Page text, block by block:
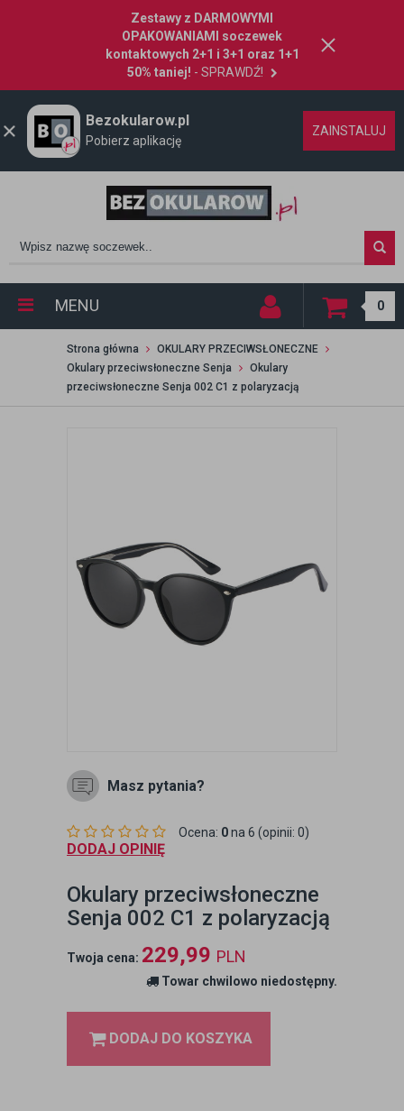
Zestawy z DARMOWYMI
OPAKOWANIAMI soczewek
kontaktowych 2+1 i 3+1 oraz 1+1
50% taniej! - SPRAWDŹ!
Bezokularow.pl
Pobierz aplikację
ZAINSTALUJ
MENU 0
Strona główna
OKULARY PRZECIWSŁONECZNE
Okulary przeciwsłoneczne Senja
Okulary
przeciwsłoneczne Senja 002 C1 z polaryzacją
Masz pytania?
Ocena: 0na 6 (opinii: 0)
DODAJ OPINIĘ
Okulary przeciwsłoneczne
Senja 002 C1 z polaryzacją
Twoja cena: 229,99 PLN
Towar chwilowo niedostępny.
DODAJ DO KOSZYKA